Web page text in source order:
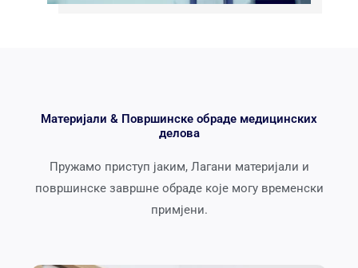
Материјали & Површинске обраде медицинских
делова
Пружамо приступ јаким, Лагани материјали и
површинске завршне обраде које могу временски
примјени.